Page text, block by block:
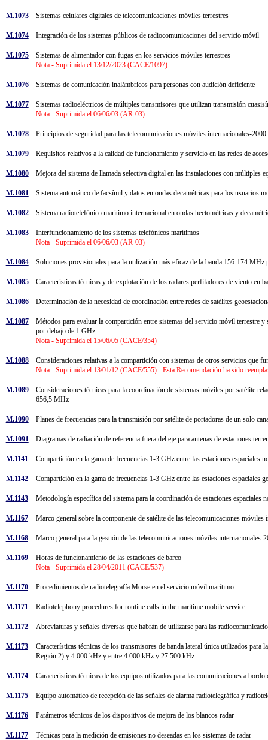
M.1073 Sistemas celulares digitales de telecomunicaciones móviles terrestres
M.1074 Integración de los sistemas públicos de radiocomunicaciones del servicio móvil
M.1075
Sistemas de alimentador con fugas en los servicios móviles terrestres
Nota - Suprimida el 13/12/2023 (CACE/1097)
M.1076 Sistemas de comunicación inalámbricos para personas con audición deficiente
M.1077
Sistemas radioeléctricos de múltiples transmisores que utilizan transmisión
Nota - Suprimida el 06/06/03 (AR-03)
M.1078 Principios de seguridad para las telecomunicaciones móviles internacionales-
M.1079 Requisitos relativos a la calidad de funcionamiento y servicio en las redes de
M.1080 Mejora del sistema de llamada selectiva digital en las instalaciones con múltiples
M.1081 Sistema automático de facsímil y datos en ondas decamétricas para los usuarios
M.1082 Sistema radiotelefónico marítimo internacional en ondas hectométricas y
M.1083
Interfuncionamiento de los sistemas telefónicos marítimos
Nota - Suprimida el 06/06/03 (AR-03)
M.1084 Soluciones provisionales para la utilización más eficaz de la banda 156-174
M.1085 Características técnicas y de explotación de los radares perfiladores de viento en
M.1086 Determinación de la necesidad de coordinación entre redes de satélites
M.1087
Métodos para evaluar la compartición entre sistemas del servicio móvil terrestre
por debajo de 1 GHz
Nota - Suprimida el 15/06/05 (CACE/354)
M.1088
Consideraciones relativas a la compartición con sistemas de otros servicios que
Nota - Suprimida el 13/01/12 (CACE/555) - Esta Recomendación ha sido
M.1089
Consideraciones técnicas para la coordinación de sistemas móviles por satélite
656,5 MHz
M.1090 Planes de frecuencias para la transmisión por satélite de portadoras de un solo
M.1091 Diagramas de radiación de referencia fuera del eje para antenas de estaciones
M.1141 Compartición en la gama de frecuencias 1-3 GHz entre las estaciones
M.1142 Compartición en la gama de frecuencias 1-3 GHz entre las estaciones
M.1143 Metodología específica del sistema para la coordinación de estaciones
M.1167 Marco general sobre la componente de satélite de las telecomunicaciones
M.1168 Marco general para la gestión de las telecomunicaciones móviles
M.1169
Horas de funcionamiento de las estaciones de barco
Nota - Suprimida el 28/04/2011 (CACE/537)
M.1170 Procedimientos de radiotelegrafía Morse en el servicio móvil marítimo
M.1171 Radiotelephony procedures for routine calls in the maritime mobile service
M.1172 Abreviaturas y señales diversas que habrán de utilizarse para las
M.1173
Características técnicas de los transmisores de banda lateral única utilizados
Región 2) y 4 000 kHz y entre 4 000 kHz y 27 500 kHz
M.1174 Características técnicas de los equipos utilizados para las comunicaciones a
M.1175 Equipo automático de recepción de las señales de alarma radiotelegráfica y
M.1176 Parámetros técnicos de los dispositivos de mejora de los blancos radar
M.1177 Técnicas para la medición de emisiones no deseadas en los sistemas de radar